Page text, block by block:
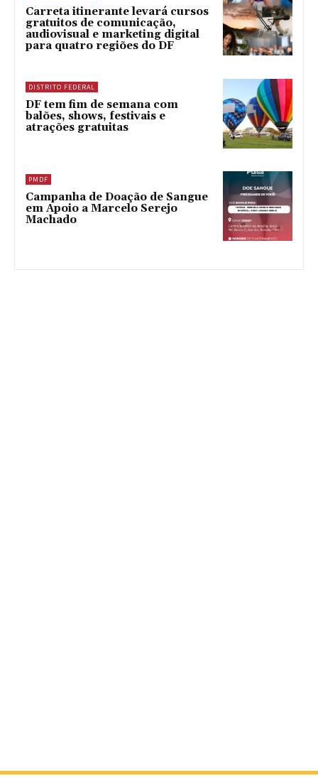
Carreta itinerante levará cursos
gratuitos de comunicação,
audiovisual e marketing digital
para quatro regiões do DF
DISTRITO FEDERAL
DF tem fim de semana com
balões, shows, festivais e
atrações gratuitas
PMDF
Campanha de Doação de Sangue
em Apoio a Marcelo Serejo
Machado